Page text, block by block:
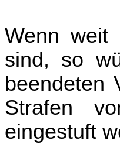
Wenn weit
sind, so
beendeten
Strafen
eingestuft